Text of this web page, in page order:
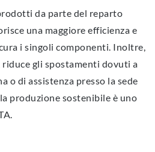
da parte del reparto
una maggiore efficienza e
i singoli componenti. Inoltre,
riduce gli spostamenti dovuti a
o di assistenza presso la sede
produzione sostenibile è uno